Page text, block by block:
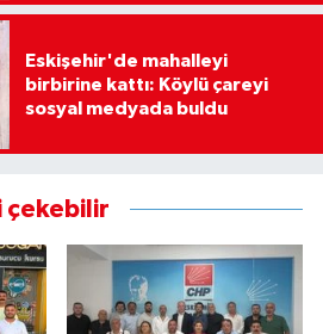
Eskişehir'de mahalleyi
birbirine kattı: Köylü çareyi
sosyal medyada buldu
çekebilir